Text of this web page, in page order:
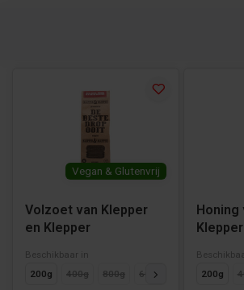
met suiker, andere met een zoetstof.
drop is zoet. Wil je onze zoete drop
Vegan & Glutenvrij
Volzoet van Klepper
en Klepper
Beschikbaar in
200g
400g 800g 600g Cadeaupakket
Honing
Klepper
200g